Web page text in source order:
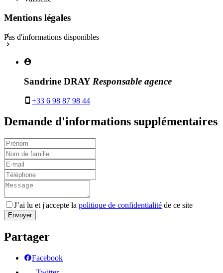
Mentions légales
Pas d'informations disponibles
+
Sandrine DRAY Responsable agence
+33 6 98 87 98 44
Demande d'informations supplémentaires
J’ai lu et j'accepte la politique de confidentialité de ce site
Envoyer
Partager
Facebook